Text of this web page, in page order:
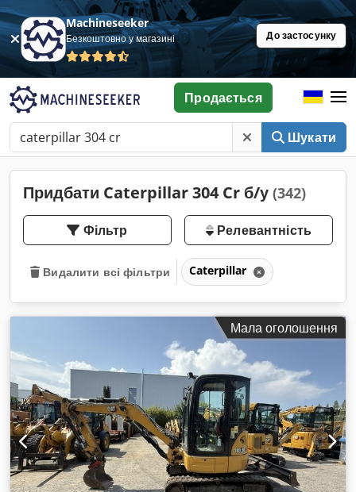
Machineseeker
Безкоштовно у магазині До застосунку
Шукати
Продається
Придбати Caterpillar 304 Cr б/у (342)
Фільтр Релевантність
Видалити всі фільтри Caterpillar
Мала оголошення